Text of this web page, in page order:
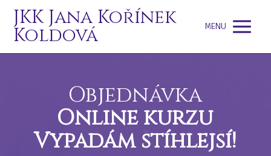
JKK Jana Kořínek
Koldová MENU
Objednávka
Online kurzu
Vypadám štíhlejší!